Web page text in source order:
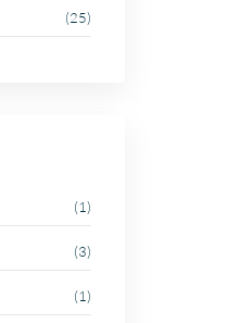
(25)
(1)
(3)
(1)